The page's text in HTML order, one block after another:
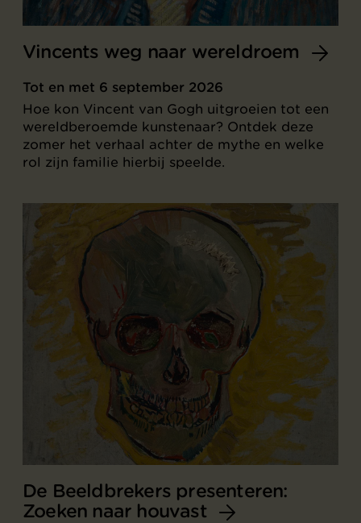
Vincents weg naar wereldroem
Tot en met 6 september 2026
Hoe kon Vincent van Gogh uitgroeien tot een
wereldberoemde kunstenaar? Ontdek deze
zomer het verhaal achter de mythe en welke
rol zijn familie hierbij speelde.
De Beeldbrekers presenteren:
Zoeken naar houvast